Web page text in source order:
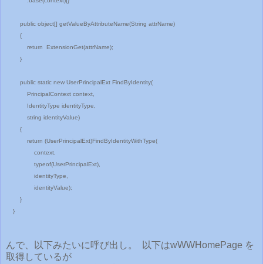
public object[] getValueByAttributeName(String attrName)
{
return ExtensionGet(attrName);
}
public static new UserPrincipalExt FindByIdentity(
PrincipalContext context,
IdentityType identityType,
string identityValue)
{
return (UserPrincipalExt)FindByIdentityWithType(
context,
typeof(UserPrincipalExt),
identityType,
identityValue);
}
}
んで、以下みたいに呼び出し。 以下はwWWHomePage を
取得しているが